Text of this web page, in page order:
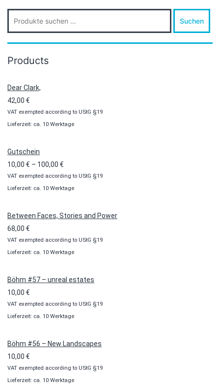
Suche
nach:
Suchen
Products
Dear Clark,
42,00 €
VAT exempted according to UStG §19
Lieferzeit: ca. 10 Werktage
Gutschein
10,00 € – 100,00 €
10,00 €
bis
VAT exempted according to UStG §19
Lieferzeit: ca. 10 Werktage
Between Faces, Stories and Power
68,00 €
VAT exempted according to UStG §19
Lieferzeit: ca. 10 Werktage
Böhm #57 – unreal estates
10,00 €
VAT exempted according to UStG §19
Lieferzeit: ca. 10 Werktage
Böhm #56 – New Landscapes
10,00 €
VAT exempted according to UStG §19
Lieferzeit: ca. 10 Werktage